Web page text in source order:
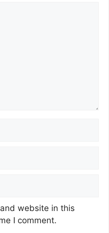
website in this
I comment.